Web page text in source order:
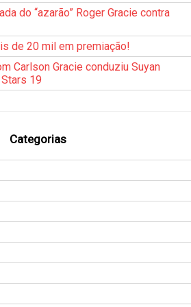
do “azarão” Roger Gracie contra
de 20 mil em premiação!
Carlson Gracie conduziu Suyan
19
Categorias